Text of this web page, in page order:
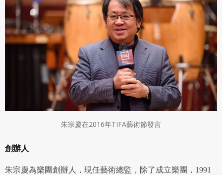
朱宗慶在2016年TIFA藝術節發言
創辦人
朱宗慶為樂團創辦人，現任藝術總監，除了成立樂團，1991